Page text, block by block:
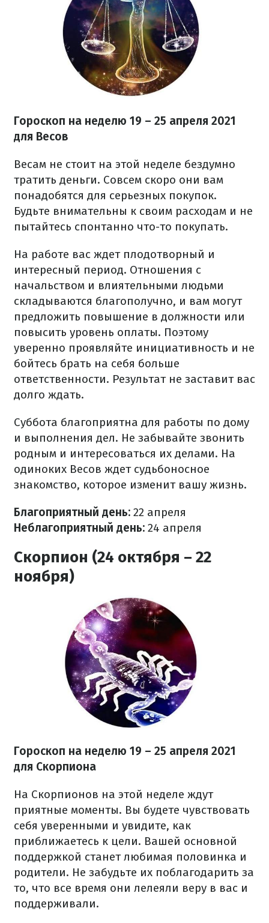
Гороскоп на неделю 19 – 25 апреля 2021
для Весов
Весам не стоит на этой неделе бездумно
тратить деньги. Совсем скоро они вам
понадобятся для серьезных покупок.
Будьте внимательны к своим расходам и не
пытайтесь спонтанно что-то покупать.
На работе вас ждет плодотворный и
интересный период. Отношения с
начальством и влиятельными людьми
складываются благополучно, и вам могут
предложить повышение в должности или
повысить уровень оплаты. Поэтому
уверенно проявляйте инициативность и не
бойтесь брать на себя больше
ответственности. Результат не заставит вас
долго ждать.
Суббота благоприятна для работы по дому
и выполнения дел. Не забывайте звонить
родным и интересоваться их делами. На
одиноких Весов ждет судьбоносное
знакомство, которое изменит вашу жизнь.
Благоприятный день: 22 апреля
Неблагоприятный день: 24 апреля
Скорпион (24 октября – 22
ноября)
Гороскоп на неделю 19 – 25 апреля 2021
для Скорпиона
На Скорпионов на этой неделе ждут
приятные моменты. Вы будете чувствовать
себя уверенными и увидите, как
приближаетесь к цели. Вашей основной
поддержкой станет любимая половинка и
родители. Не забудьте их поблагодарить за
то, что все время они лелеяли веру в вас и
поддерживали.